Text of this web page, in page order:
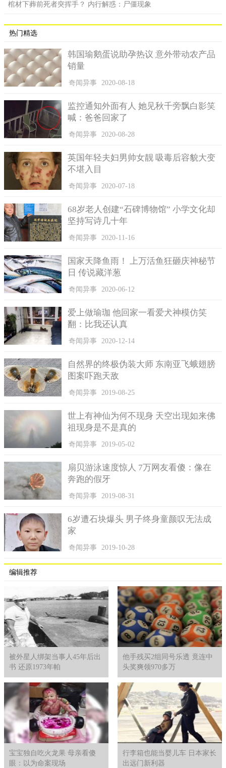
他为秃发束机能。后来清朝(后金)的创始者努尔哈赤就用这个传说
秃发束机能的模样。
半月头另一说法则是满族祖先为了骑马打仗或打猎时的安
全，避免头发被树枝缠住或者遮蔽视线，因此才将前半部的头发
给剃除。还有一说是来自于满族所信仰的萨满教，在萨满教的教
人们只保留后脑的部分头发，并束发为辫。
一位清朝男子正在编发辫
另外值得一提是，当年满人入关统一中国时，他们命令所有
男人都必须剃发，否则就得死！而这个无理的命令让当时的汉人
一般的重要，怎么能剃呀！
棺材下葬前死者突挥手？ 内行解惑：尸僵现象
热门精选
韩国瑜鹅蛋说助孕热议 意外带动农产品
销量
奇闻异事 2020-08-18
监控通知外面有人 她见秋千旁飘白影笑
喊：爸爸回家了
奇闻异事 2020-08-28
英国年轻夫妇男帅女靓 吸毒后容貌大变
不堪入目
奇闻异事 2020-07-18
68岁老人创建“石碑博物馆” 小学文化却
坚持写诗几十年
奇闻异事 2020-11-16
国家天降鱼雨！ 上万活鱼狂砸庆神秘节
日 传说藏洋葱
奇闻异事 2020-06-12
爱上做瑜珈 他回家一看爱犬神模仿笑
翻：比我还认真
奇闻异事 2020-12-14
自然界的终极伪装大师 东南亚飞蛾翅膀
图案吓跑天敌
奇闻异事 2019-08-25
世上有神仙为何不现身 天空出现如来佛
祖现身是不是真的
奇闻异事 2019-05-02
扇贝游泳速度惊人 7万网友看傻：像在
奔跑的假牙
奇闻异事 2019-08-31
6岁遭石块爆头 男子终身童颜叹无法成
家
奇闻异事 2019-10-28
编辑推荐
被外星人绑架当事人45年后出
书 还原1973年帕
他手残买2组同号乐透 竟连中
头奖爽领970多万
宝宝独自吃火龙果 母亲看傻
眼：以为命案现场
行李箱也能当婴儿车 日本家长
出远门新利器